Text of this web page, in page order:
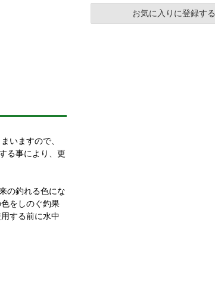
いますので、
る事により、更
の釣れる色にな
をしのぐ釣果
する前に水中
お気に入りに登録する